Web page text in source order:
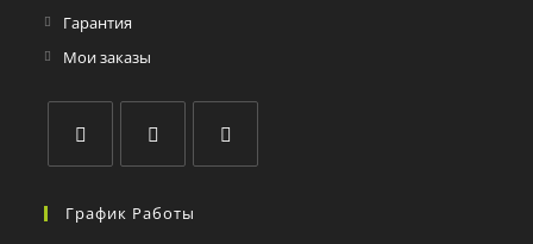
Гарантия
Мои заказы
График Работы